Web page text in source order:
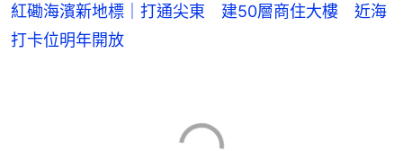
紅磡海濱新地標｜打通尖東 建50層商住大樓 近海
打卡位明年開放